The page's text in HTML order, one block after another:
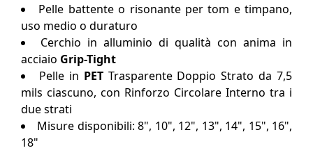
Pelle battente o risonante per tom e timpano,
uso medio o duraturo
Cerchio in alluminio di qualità con anima in
acciaio Grip-Tight
Pelle in PETTrasparente Doppio Strato da 7,5
mils ciascuno, con Rinforzo Circolare Interno tra i
due strati
Misure disponibili: 8", 10", 12", 13", 14", 15", 16",
18"